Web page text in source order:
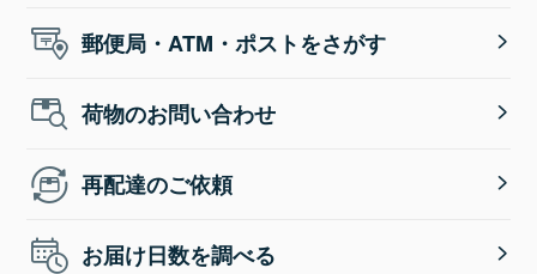
郵便局・ATM・ポストをさがす
荷物のお問い合わせ
再配達のご依頼
お届け日数を調べる